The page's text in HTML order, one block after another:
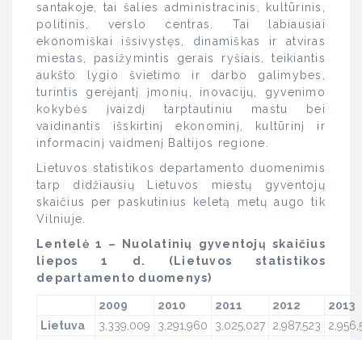
santakoje, tai šalies administracinis, kultūrinis,
politinis, verslo centras. Tai labiausiai
ekonomiškai išsivystęs, dinamiškas ir atviras
miestas, pasižymintis gerais ryšiais, teikiantis
aukšto lygio švietimo ir darbo galimybes,
turintis gerėjantį įmonių, inovacijų, gyvenimo
kokybės įvaizdį tarptautiniu mastu bei
vaidinantis išskirtinį ekonominį, kultūrinį ir
informacinį vaidmenį Baltijos regione.
Lietuvos statistikos departamento duomenimis
tarp didžiausių Lietuvos miestų gyventojų
skaičius per paskutinius keletą metų augo tik
Vilniuje.
Lentelė 1 – Nuolatinių gyventojų skaičius
liepos 1 d. (Lietuvos statistikos
departamento duomenys)
2009 2010 2011 2012
2013
Lietuva
3,339,009 3,291,960 3,025,027 2,987,523